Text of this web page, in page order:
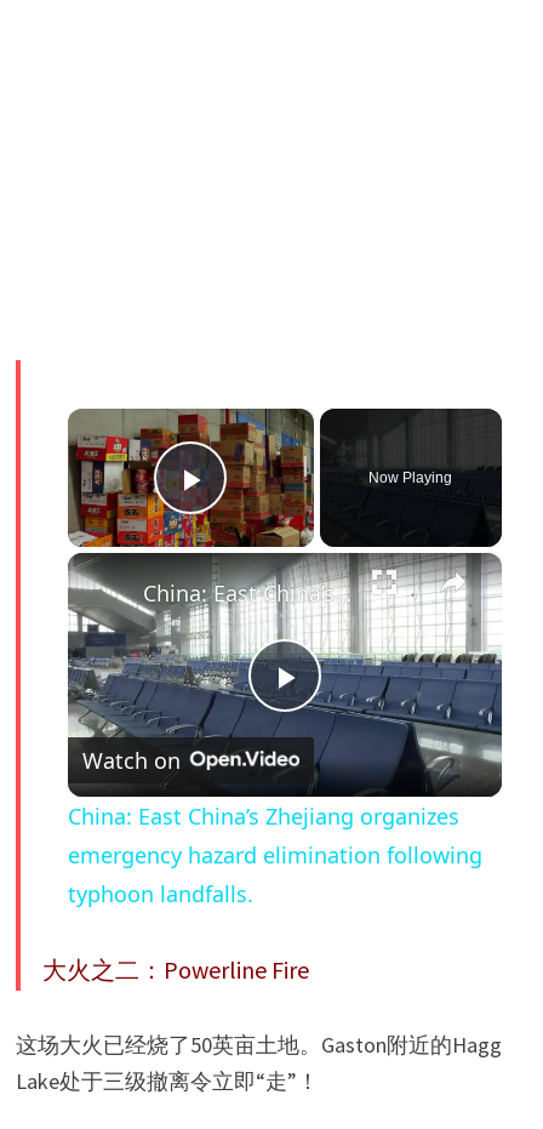
×
Play Video
Now Playing
×
P
l
a
i
China: East China’s Zhejiang organizes emergency hazard elimination following typhoon landfalls.
Watch on
China: East China’s Zhejiang organizes
emergency hazard elimination following
typhoon landfalls.
大火之二：Powerline Fire
这场大火已经烧了50英亩土地。Gaston附近的Hagg
Lake处于三级撤离令立即“走”！